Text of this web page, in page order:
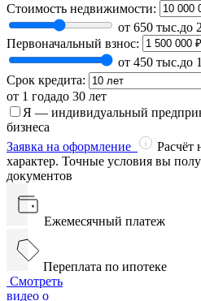
Стоимость недвижимости:
от 650 тыс.до
Первоначальный взнос:
от 450 тыс.до
Срок кредита:
от 1 годадо 30 лет
Я — индивидуальный
бизнеса
Заявка на оформление
Расчёт
характер. Точные условия вы
документов
Ежемесячный платеж
Переплата по ипотеке
Смотреть
видео о